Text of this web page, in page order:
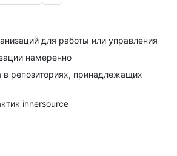
для работы или управления
намеренно
в репозиториях, принадлежащих
innersource